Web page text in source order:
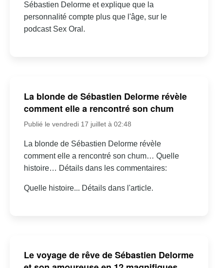
Sébastien Delorme et explique que la
personnalité compte plus que l'âge, sur le
podcast Sex Oral.
La blonde de Sébastien Delorme révèle
comment elle a rencontré son chum
Publié le vendredi 17 juillet à 02:48
La blonde de Sébastien Delorme révèle
comment elle a rencontré son chum… Quelle
histoire… Détails dans les commentaires:
Quelle histoire... Détails dans l'article.
Le voyage de rêve de Sébastien Delorme